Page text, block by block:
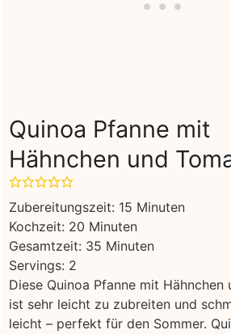
Quinoa Pfanne mit
Hähnchen und
Zubereitungszeit: 15 Minuten
Minuten
Kochzeit: 20 Minuten
Minuten
Gesamtzeit: 35 Minuten
Minuten
Servings: 2
Diese Quinoa Pfanne mit Hähnchen
ist sehr leicht zu zubreiten und
leicht – perfekt für den Sommer.